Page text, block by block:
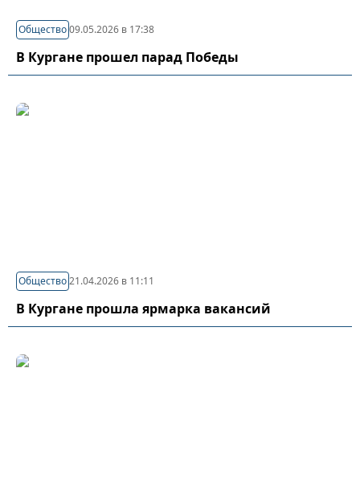
Общество09.05.2026 в 17:38
В Кургане прошел парад Победы
Общество21.04.2026 в 11:11
В Кургане прошла ярмарка вакансий